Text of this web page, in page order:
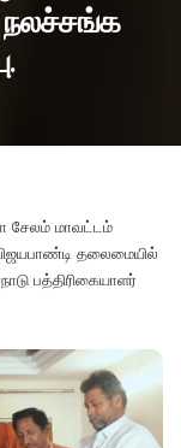
நலச்சங்க
சேலம் மாவட்டம்
தலைமையில்
பத்திரிகையாளர்